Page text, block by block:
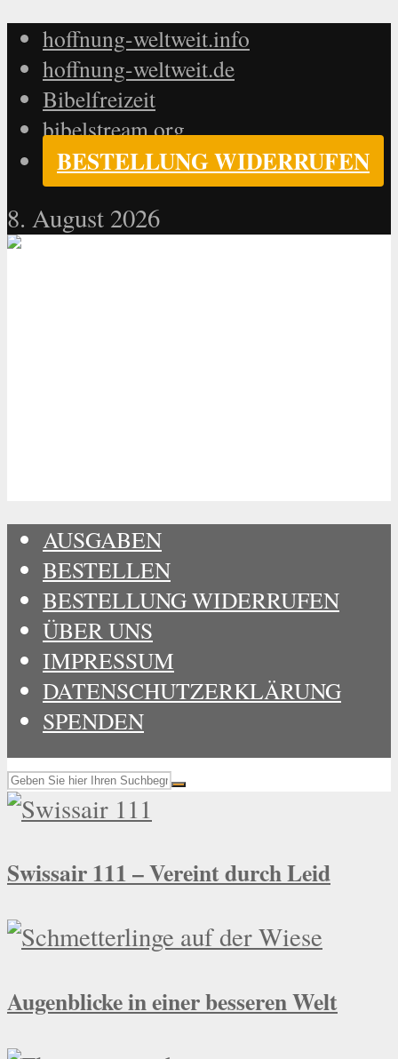
hoffnung-weltweit.info
hoffnung-weltweit.de
Bibelfreizeit
bibelstream.org
BESTELLUNG WIDERRUFEN
8. August 2026
AUSGABEN
BESTELLEN
BESTELLUNG WIDERRUFEN
ÜBER UNS
IMPRESSUM
DATENSCHUTZERKLÄRUNG
SPENDEN
Swissair 111 – Vereint durch Leid
Augenblicke in einer besseren Welt